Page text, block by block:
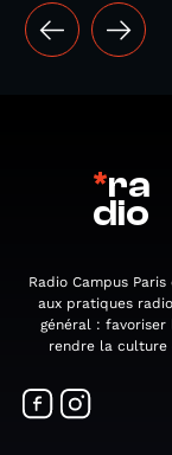
*ra
dio
Radio Campus
aux pratiques
général : favoriser
rendre la culture